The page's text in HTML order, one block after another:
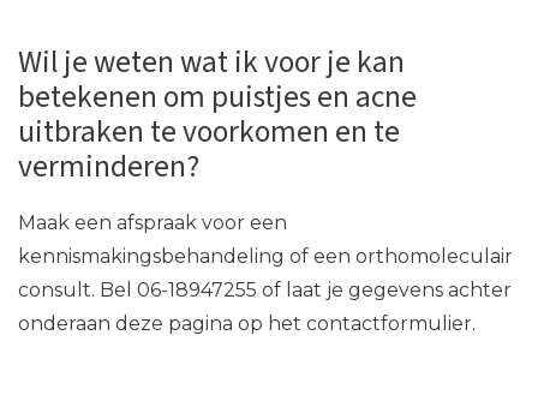
Wil je weten wat ik voor je kan
betekenen om puistjes en acne
uitbraken te voorkomen en te
verminderen?
Maak een afspraak voor een
kennismakingsbehandeling of een orthomoleculair
consult. Bel 06-18947255 of laat je gegevens achter
onderaan deze pagina op het contactformulier.